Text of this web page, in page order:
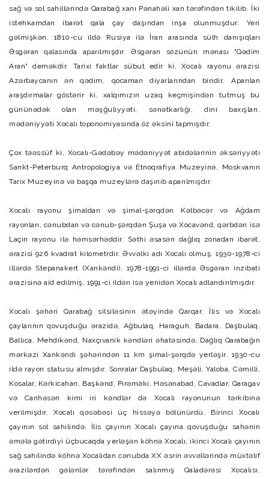
sağ və sol sahillərində Qarabağ xanı Pənahəli xan tərəfindən tikilib. İki
istehkamdan ibarət qala çay daşından inşa olunmuşdur. Yeri
gəlmişkən, 1810-cu ildə Rusiya ilə İran arasında sülh danışıqları
Əsgəran qalasında aparılmışdır. Əsgəran sözünün mənası "Qədim
Aran" deməkdir. Tarixi faktlar sübut edir ki, Xocalı rayonu ərazisi
Azərbaycanın ən qədim, qocaman diyarlarından biridir. Aparılan
araşdırmalar göstərir ki, xalqımızın uzaq keçmişindən tutmuş bu
gününədək olan məşğuliyyəti, sənətkarlığı, dini baxışları,
mədəniyyəti Xocalı toponomiyasında öz əksini tapmışdır.
Çox təəssüf ki, Xocalı-Gədəbəy mədəniyyət abidələrinin əksəriyyəti
Sankt-Peterburq Antropologiya və Etnoqrafiya Muzeyinə, Moskvanın
Tarix Muzeyinə və başqa muzeylərə daşınıb aparılmışdır.
Xocalı rayonu şimaldan və şimal-şərqdən Kəlbəcər və Ağdam
rayonları, cənubdan və cənub-şərqdən Şuşa və Xocavənd, qərbdən isə
Laçın rayonu ilə həmsərhəddir. Səthi əsasən dağlıq zonadan ibarət,
ərazisi 926 kvadrat kilometrdir. Əvvəlki adı Xocalı olmuş, 1930-1978-ci
illərdə Stepanakert (Xankəndi), 1978-1991-ci illərdə Əsgəran inzibati
ərazisinə aid edilmiş, 1991-ci ildən isə yenidən Xocalı adlandırılmışdır.
Xocalı şəhəri Qarabağ silsiləsinin ətəyində Qarqar, İlis və Xocalı
çaylarının qovuşduğu ərazidə, Ağbulaq, Haraguh, Badara, Daşbulaq,
Ballıca, Mehdikənd, Naxçıvanik kəndləri əhatəsində, Dağlıq Qarabağın
mərkəzi Xankəndi şəhərindən 11 km şimal-şərqdə yerləşir. 1930-cu
ildə rayon statusu almışdır. Sonralar Daşbulaq, Meşəli, Yaloba, Cəmilli,
Kosalar, Kərkicahan, Başkənd, Pirəməki, Həsənabad, Cavadlar, Qaragav
və Canhəsən kimi iri kəndlər də Xocalı rayonunun tərkibinə
verilmişdir. Xocalı qəsəbəsi üç hissəyə bölünürdü. Birinci Xocalı
çayının sol sahilində, İlis çayının Xocalı çayına qovuşduğu sahənin
əmələ gətirdiyi üçbucaqda yerləşən köhnə Xocalı, ikinci Xocalı çayının
sağ sahilində köhnə Xocalıdan cənubda XX əsrin əvvəllərində müxtəlif
ərazilərdən gələnlər tərəfindən salınmış Qaladərəsi Xocalısı,